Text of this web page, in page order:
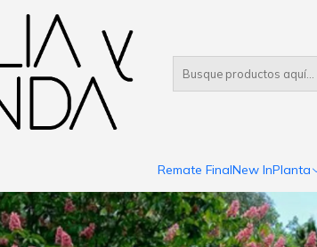
Remate FinalNew InPlanta
Castaño de la india